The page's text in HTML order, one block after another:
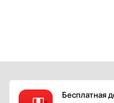
Бесплатная